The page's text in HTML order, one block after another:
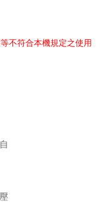
不符合本機規定之使用